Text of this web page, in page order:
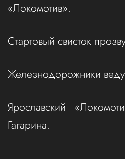
«Локомотив».
Стартовый свисток
Железнодорожники
Ярославский
Гагарина.